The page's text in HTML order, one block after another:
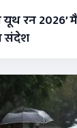
यूथ रन 2026’
संदेश